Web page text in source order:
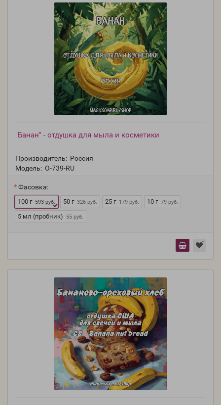
"Банан" - отдушка для мыла и косметики
Производитель: Россия
Модель: O-739-RU
Фасовка:
100 г 593 руб. 50 г 326 руб. 25 г 179 руб. 10 г 79 руб.
5 мл (пробник) 55 руб.